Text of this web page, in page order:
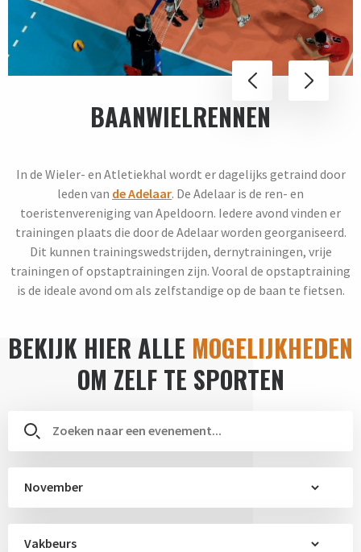
BAANWIELRENNEN
In de Wieler- en Atletiekhal wordt er dagelijks getraind door
leden van de Adelaar. De Adelaar is de ren- en
toeristenvereniging van Apeldoorn. Iedere avond vinden er
trainingen plaats die door de Adelaar worden georganiseerd.
Dit kunnen trainingswedstrijden, dernytrainingen, vrije
trainingen of opstaptrainingen zijn. Vooral de opstaptraining
is de ideale avond om als zelfstandige op de baan te fietsen.
BEKIJK HIER ALLE MOGELIJKHEDEN
OM ZELF TE SPORTEN
November
Vakbeurs